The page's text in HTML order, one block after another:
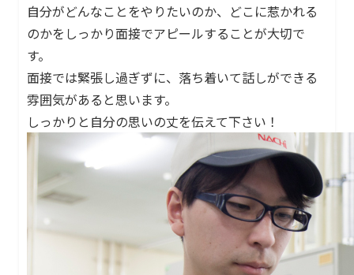
自分がどんなことをやりたいのか、どこに惹かれる
のかをしっかり面接でアピールすることが大切で
す。
面接では緊張し過ぎずに、落ち着いて話しができる
雰囲気があると思います。
しっかりと自分の思いの丈を伝えて下さい！